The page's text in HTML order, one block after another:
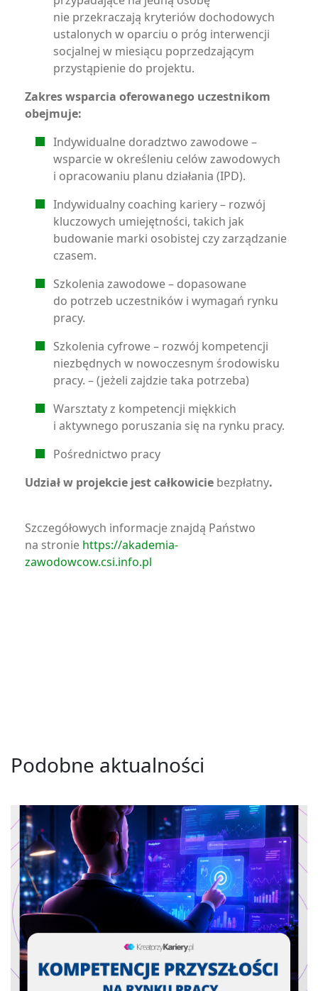
nie przekraczają kryteriów dochodowych
ustalonych w oparciu o próg interwencji
socjalnej w miesiącu poprzedzającym
przystąpienie do projektu.
Zakres wsparcia oferowanego uczestnikom
obejmuje:
Indywidualne doradztwo zawodowe –
wsparcie w określeniu celów zawodowych
i opracowaniu planu działania (IPD).
Indywidualny coaching kariery – rozwój
kluczowych umiejętności, takich jak
budowanie marki osobistej czy zarządzanie
czasem.
Szkolenia zawodowe – dopasowane
do potrzeb uczestników i wymagań rynku
pracy.
Szkolenia cyfrowe – rozwój kompetencji
niezbędnych w nowoczesnym środowisku
pracy. – (jeżeli zajdzie taka potrzeba)
Warsztaty z kompetencji miękkich
i aktywnego poruszania się na rynku pracy.
Pośrednictwo pracy
Udział w projekcie jest całkowicie bezpłatny.
Szczegółowych informacje znajdą Państwo
na stronie https://akademia-
zawodowcow.csi.info.pl
Podobne aktualności